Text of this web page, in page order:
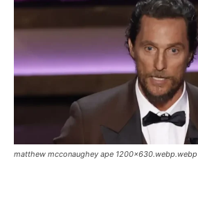
matthew mcconaughey ape 1200x630.webp.webp